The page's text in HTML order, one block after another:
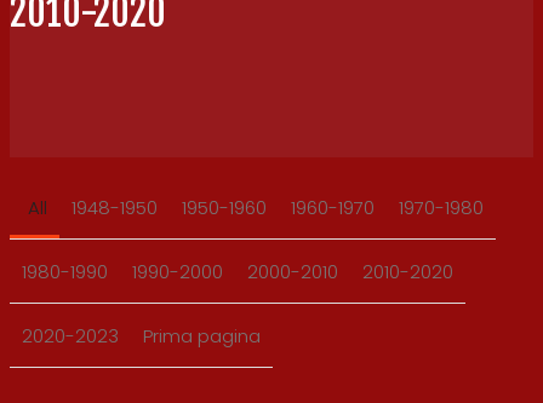
2010-2020
All 1948-1950 1950-1960 1960-1970 1970-1980
1980-1990 1990-2000 2000-2010 2010-2020
2020-2023 Prima pagina